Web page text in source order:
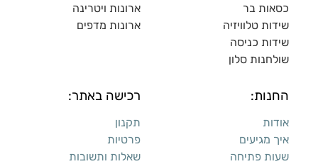
כסאות בר
שידות טלוויזיה
שידות כניסה
שולחנות סלון
ארונות ויטרינה
ארונות מדפים
החנות:
אודות
איך מגיעים
שעות פתיחה
רכישה באתר:
תקנון
פרטיות
שאלות ותשובות